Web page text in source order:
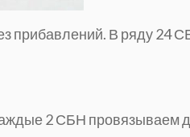
прибавлений. В ряду 24
2 СБН провязываем